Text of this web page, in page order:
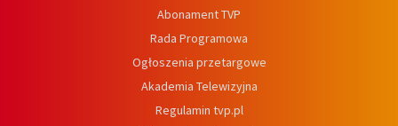
Abonament TVP
Rada Programowa
Ogłoszenia przetargowe
Akademia Telewizyjna
Regulamin tvp.pl